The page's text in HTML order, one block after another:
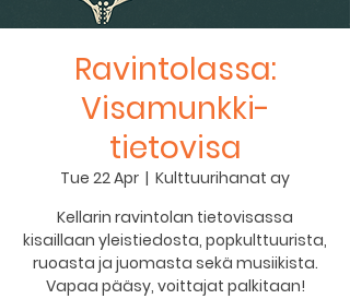
Ravintolassa:
Visamunkki-
tietovisa
Tue 22 Apr
  |
Kulttuurihanat ay
Kellarin ravintolan tietovisassa
kisaillaan yleistiedosta, popkulttuurista,
ruoasta ja juomasta sekä musiikista.
Vapaa pääsy, voittajat palkitaan!